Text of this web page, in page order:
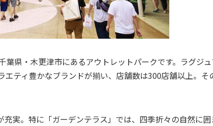
葉県・木更津市にあるアウトレットパークです。ラグジ
ティ豊かなブランドが揃い、店舗数は300店舗以上。そ
実。特に「ガーデンテラス」では、四季折々の自然に